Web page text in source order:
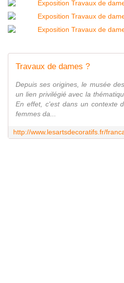
Travaux de dames ?
Depuis ses origines, le musée
un lien privilégié avec la
En effet, c'est dans un contexte
femmes da...